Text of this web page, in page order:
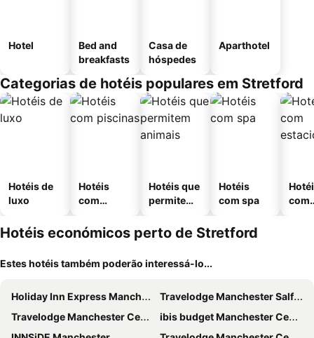
Hotel
Bed and
breakfasts
Casa de
hóspedes
Aparthotel
Categorias de hotéis populares em Stretford
Hotéis de
luxo
Hotéis
com
Hotéis que
permitem
Hotéis
com spa
com
Hotéis económicos perto de Stretford
Estes hotéis também poderão interessá-lo...
Holiday Inn Express Manchester Airport by IHG
Travelodge Manchester Salford Quays
Travelodge Manchester Central Arena
ibis budget Manchester Centre Pollard Street